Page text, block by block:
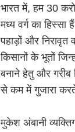
भारत में, हम 30
मध्य वर्ग का
पहाड़ों और
किसानों के भूतों
बनाने हेतु और गरीब
से कम में गुजारा
मुकेश अंबानी